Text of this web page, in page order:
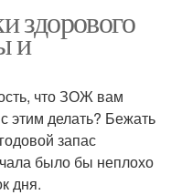
здорового
и
что ЗОЖ вам
этим делать? Бежать
запас
было бы неплохо
дня.